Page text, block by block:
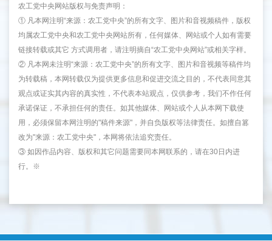
农工党中央网站版权与免责声明：
① 凡本网注明“来源：农工党中央”的所有文字、图片和音视频稿件，版权
均属农工党中央和农工党中央网站所有，任何媒体、网站或个人如有需要
链接转载或其它 方式调用者，请注明摘自“农工党中央网站”或相关字样。
② 凡本网未注明“来源：农工党中央”的所有文字、图片和音视频等稿件均
为转载稿，本网转载仅为提供更多信息和促进交流之目的，不代表同意其
观点或证实其内容的真实性，不代表本站观点，仅供参考，我们不作任何
承诺保证，不承担任何的责任。如其他媒体、网站或个人从本网下载使
用，必须保留本网注明的"稿件来源"，并自负版权等法律责任。如擅自篡
改为"来源：农工党中央"，本网将依法追究责任。
③ 如因作品内容、版权和其它问题需要同本网联系的，请在30日内进
行。※